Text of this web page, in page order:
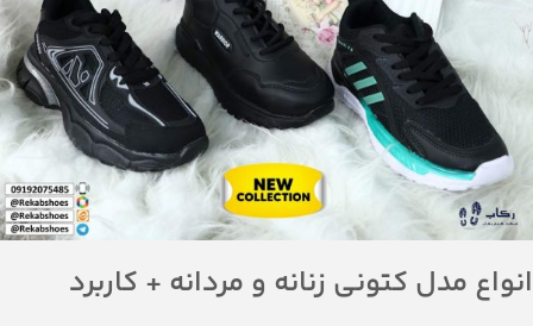
انواع مدل کتونی زنانه و مردانه + کاربرد